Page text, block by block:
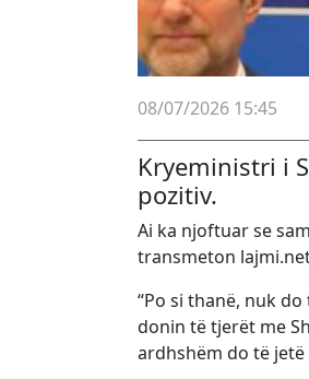
08/07/2026 15:45
Kryeministri i
pozitiv.
Ai ka njoftuar se
transmeton
“Po si thanë, nuk
donin të tjerët me
ardhshëm do të jetë